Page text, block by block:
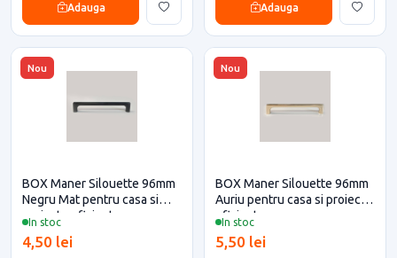
Adauga Adauga
Nou
In stoc
BOX Maner Silouette 96mm
Negru Mat pentru casa si
proiecte eficiente
4,50 lei
Nou
In stoc
BOX Maner Silouette 96mm
Auriu pentru casa si proiecte
eficiente
5,50 lei